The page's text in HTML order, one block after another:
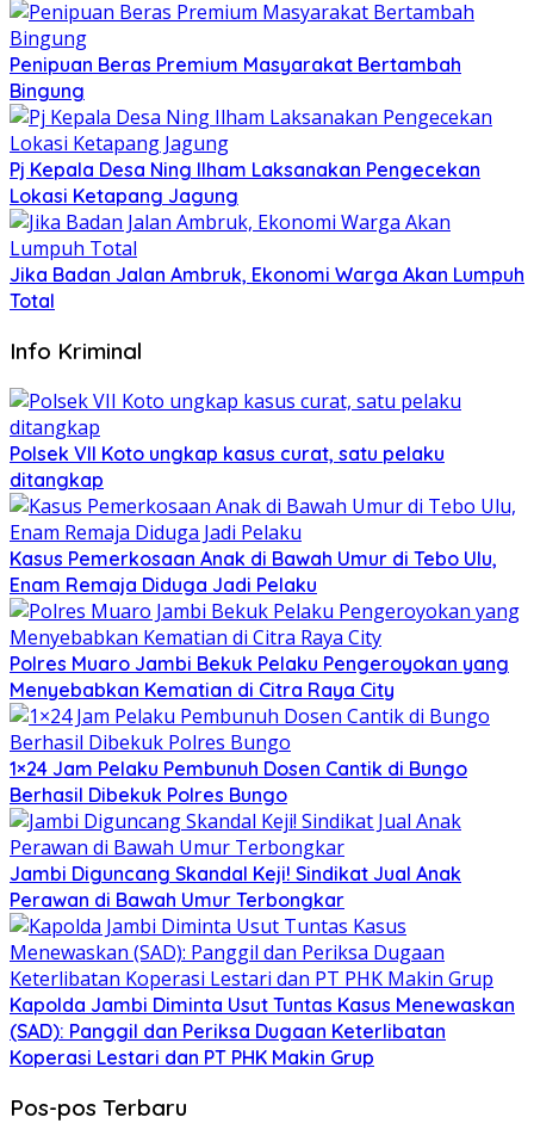
Penipuan Beras Premium Masyarakat Bertambah
Bingung
Pj Kepala Desa Ning Ilham Laksanakan Pengecekan
Lokasi Ketapang Jagung
Jika Badan Jalan Ambruk, Ekonomi Warga Akan Lumpuh
Total
Info Kriminal
Polsek VII Koto ungkap kasus curat, satu pelaku
ditangkap
Kasus Pemerkosaan Anak di Bawah Umur di Tebo Ulu,
Enam Remaja Diduga Jadi Pelaku
Polres Muaro Jambi Bekuk Pelaku Pengeroyokan yang
Menyebabkan Kematian di Citra Raya City
1×24 Jam Pelaku Pembunuh Dosen Cantik di Bungo
Berhasil Dibekuk Polres Bungo
Jambi Diguncang Skandal Keji! Sindikat Jual Anak
Perawan di Bawah Umur Terbongkar
Kapolda Jambi Diminta Usut Tuntas Kasus Menewaskan
(SAD): Panggil dan Periksa Dugaan Keterlibatan
Koperasi Lestari dan PT PHK Makin Grup
Pos-pos Terbaru